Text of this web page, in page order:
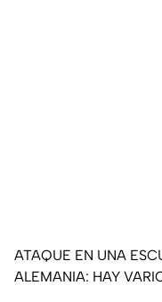
ATAQUE EN UNA
ALEMANIA: HAY